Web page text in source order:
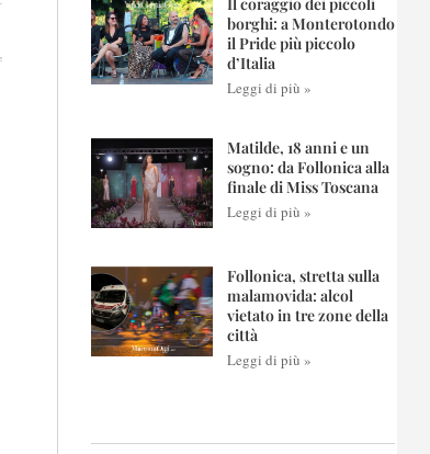
borghi: a Monterotondo
il Pride più piccolo
d’Italia
Leggi di più »
Matilde, 18 anni e un
sogno: da Follonica alla
finale di Miss Toscana
Leggi di più »
Follonica, stretta sulla
malamovida: alcol
vietato in tre zone della
città
Leggi di più »